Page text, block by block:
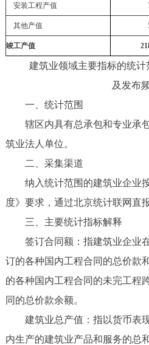
安装工程产值
其他产值
竣工产值
建筑业领域主要指标的统计
及发布
一、统计范围
辖区内具有总承包和专业承包
筑业法人单位。
二、采集渠道
纳入统计范围的建筑业企业按
度》要求，通过北京统计联网直
三、主要统计指标解释
签订合同额：指建筑业企业
订的各种国内工程合同的总价款
的各种国内工程合同的未完工程
同的总价款余额。
建筑业总产值：指以货币表现
内生产的建筑业产品和服务的总